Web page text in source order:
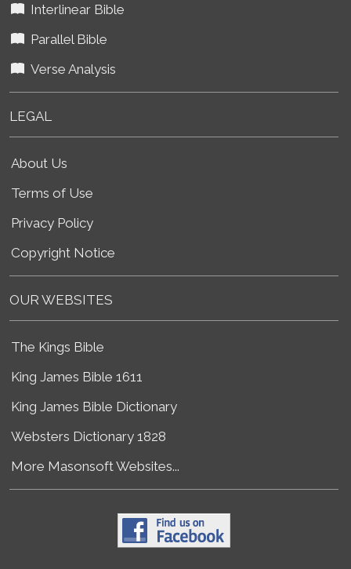
Interlinear Bible
Parallel Bible
Verse Analysis
LEGAL
About Us
Terms of Use
Privacy Policy
Copyright Notice
OUR WEBSITES
The Kings Bible
King James Bible 1611
King James Bible Dictionary
Websters Dictionary 1828
More Masonsoft Websites...